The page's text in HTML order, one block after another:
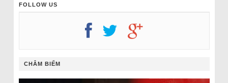
FOLLOW US
CHÂM BIẾM